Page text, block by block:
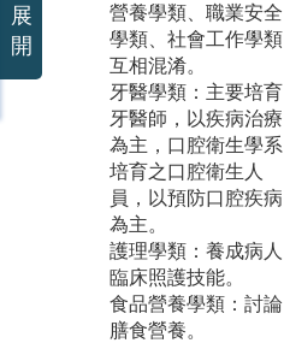
營養學類、職業安全
學類、社會工作學類
互相混淆。
牙醫學類：主要培育
牙醫師，以疾病治療
為主，口腔衛生學系
培育之口腔衛生人
員，以預防口腔疾病
為主。
護理學類：養成病人
臨床照護技能。
食品營養學類：討論
膳食營養。
展
開